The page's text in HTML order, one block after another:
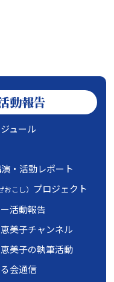
動報告
ュール
・活動レポート
おこし） プロジェクト
活動報告
美子チャンネル
美子の執筆活動
会通信